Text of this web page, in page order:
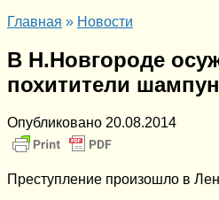
Главная » Новости
В Н.Новгороде
похитители
Опубликовано 20.08.2014
Преступление произошло в